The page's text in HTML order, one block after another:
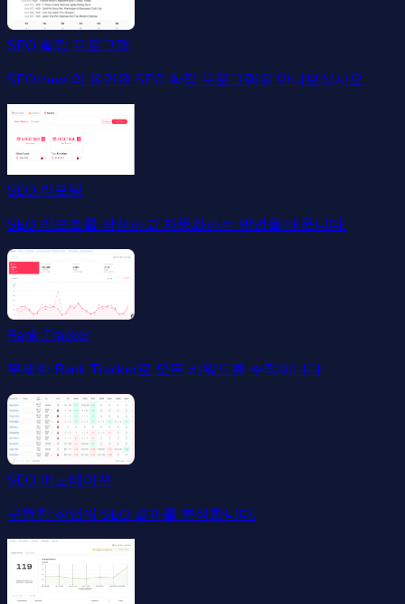
SEO 확장 프로그램
SEOcrawl의 올인원 SEO 확장 프로그램을 만나보십시오.
SEO 리포팅
SEO 리포트를 작성하고 자동화하는 방법을 배웁니다.
Rank Tracker
무제한 Rank Tracker로 모든 키워드를 추적합니다.
SEO 어노테이션
구현한 작업의 SEO 결과를 분석합니다.